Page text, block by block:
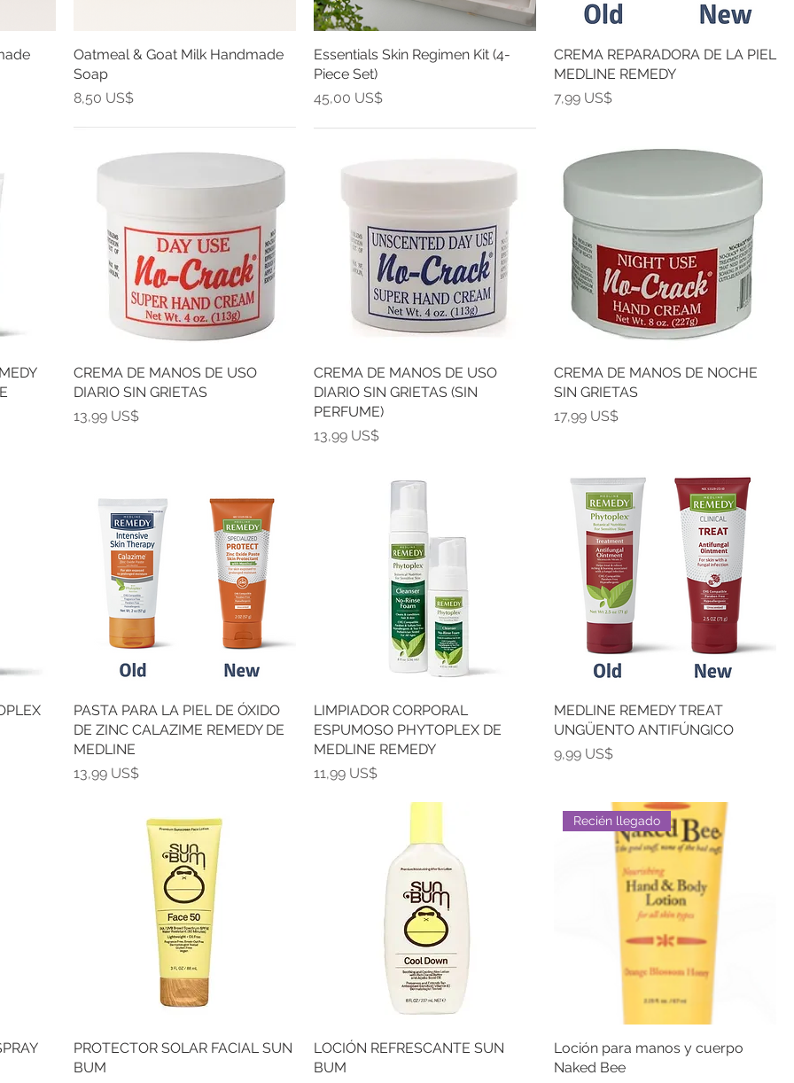
Oatmeal & Goat Milk Handmade
Soap
Precio
8,50 US$
Essentials Skin Regimen Kit (4-
Piece Set)
Precio
45,00 US$
CREMA REPARADORA DE LA PIEL
MEDLINE REMEDY
Precio
7,99 US$
CREMA DE MANOS DE USO
DIARIO SIN GRIETAS
Precio
13,99 US$
CREMA DE MANOS DE USO
DIARIO SIN GRIETAS (SIN
PERFUME)
Precio
13,99 US$
CREMA DE MANOS DE NOCHE
SIN GRIETAS
Precio
17,99 US$
PASTA PARA LA PIEL DE ÓXIDO
DE ZINC CALAZIME REMEDY DE
MEDLINE
Precio
13,99 US$
LIMPIADOR CORPORAL
ESPUMOSO PHYTOPLEX DE
MEDLINE REMEDY
Precio
11,99 US$
MEDLINE REMEDY TREAT
UNGÜENTO ANTIFÚNGICO
Precio
9,99 US$
PROTECTOR SOLAR FACIAL SUN
BUM
LOCIÓN REFRESCANTE SUN
BUM
Recién llegado
Loción para manos y cuerpo
Naked Bee